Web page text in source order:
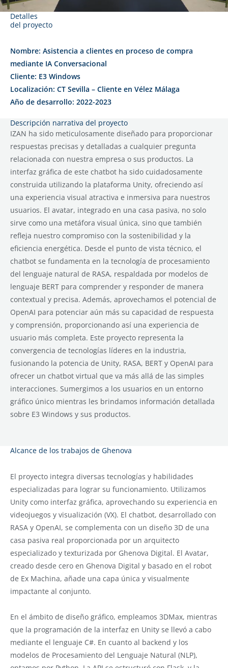
Detalles
del proyecto
Nombre: Asistencia a clientes en proceso de compra
mediante IA Conversacional
Cliente: E3 Windows
Localización: CT Sevilla – Cliente en Vélez Málaga
Año de desarrollo: 2022-2023
Descripción narrativa del proyecto
IZAN ha sido meticulosamente diseñado para proporcionar
respuestas precisas y detalladas a cualquier pregunta
relacionada con nuestra empresa o sus productos. La
interfaz gráfica de este chatbot ha sido cuidadosamente
construida utilizando la plataforma Unity, ofreciendo así
una experiencia visual atractiva e inmersiva para nuestros
usuarios. El avatar, integrado en una casa pasiva, no solo
sirve como una metáfora visual única, sino que también
refleja nuestro compromiso con la sostenibilidad y la
eficiencia energética. Desde el punto de vista técnico, el
chatbot se fundamenta en la tecnología de procesamiento
del lenguaje natural de RASA, respaldada por modelos de
lenguaje BERT para comprender y responder de manera
contextual y precisa. Además, aprovechamos el potencial de
OpenAI para potenciar aún más su capacidad de respuesta
y comprensión, proporcionando así una experiencia de
usuario más completa. Este proyecto representa la
convergencia de tecnologías líderes en la industria,
fusionando la potencia de Unity, RASA, BERT y OpenAI para
ofrecer un chatbot virtual que va más allá de las simples
interacciones. Sumergimos a los usuarios en un entorno
gráfico único mientras les brindamos información detallada
sobre E3 Windows y sus productos.
Alcance de los trabajos de Ghenova
El proyecto integra diversas tecnologías y habilidades
especializadas para lograr su funcionamiento. Utilizamos
Unity como interfaz gráfica, aprovechando su experiencia en
videojuegos y visualización (VX). El chatbot, desarrollado con
RASA y OpenAI, se complementa con un diseño 3D de una
casa pasiva real proporcionada por un arquitecto
especializado y texturizada por Ghenova Digital. El Avatar,
creado desde cero en Ghenova Digital y basado en el robot
de Ex Machina, añade una capa única y visualmente
impactante al conjunto.
En el ámbito de diseño gráfico, empleamos 3DMax, mientras
que la programación de la interfaz en Unity se llevó a cabo
mediante el lenguaje C#. En cuanto al backend y los
modelos de Procesamiento del Lenguaje Natural (NLP),